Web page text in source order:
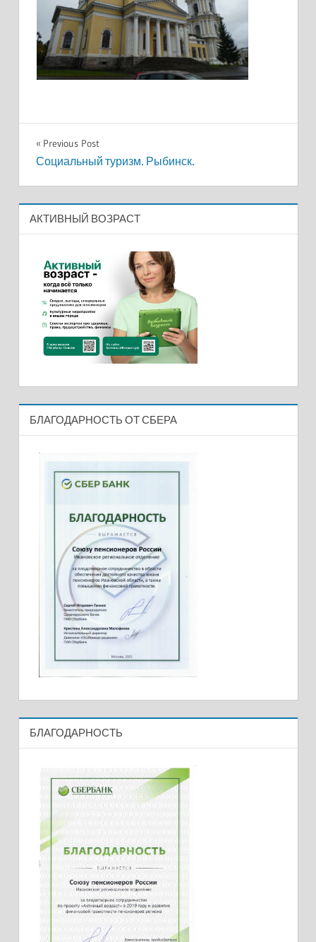
Навигация
по
записям
Previous Post
Социальный туризм. Рыбинск.
АКТИВНЫЙ ВОЗРАСТ
БЛАГОДАРНОСТЬ ОТ СБЕРА
БЛАГОДАРНОСТЬ